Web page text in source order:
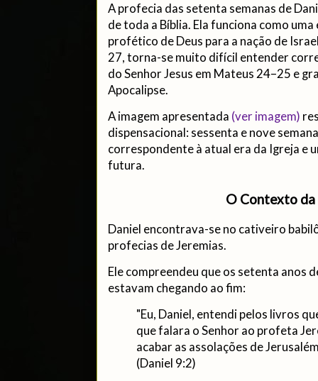
A profecia das setenta semanas de
de toda a Bíblia. Ela funciona como
profético de Deus para a nação de
27, torna-se muito difícil entender
do Senhor Jesus em Mateus 24–25 e
Apocalipse.
A imagem apresentada (ver imagem)
dispensacional: sessenta e nove
correspondente à atual era da Igreja e
futura.
O Contexto
Daniel encontrava-se no cativeiro
profecias de Jeremias.
Ele compreendeu que os setenta anos
estavam chegando ao fim:
"Eu, Daniel, entendi pelos livros
que falara o Senhor ao profeta
acabar as assolações de
(Daniel 9:2)